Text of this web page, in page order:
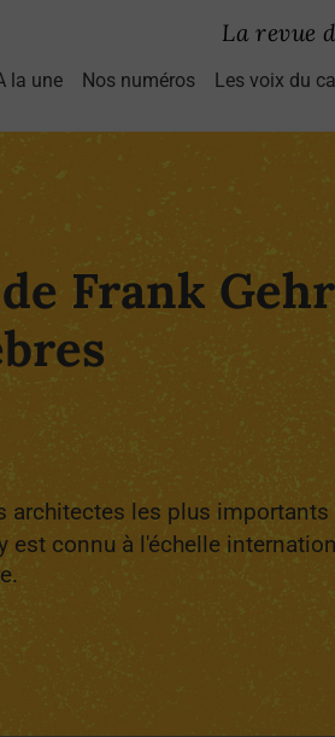
La revue
la une Nos numéros Les voix du
Frank
architectes les plus importants
est connu à l'échelle